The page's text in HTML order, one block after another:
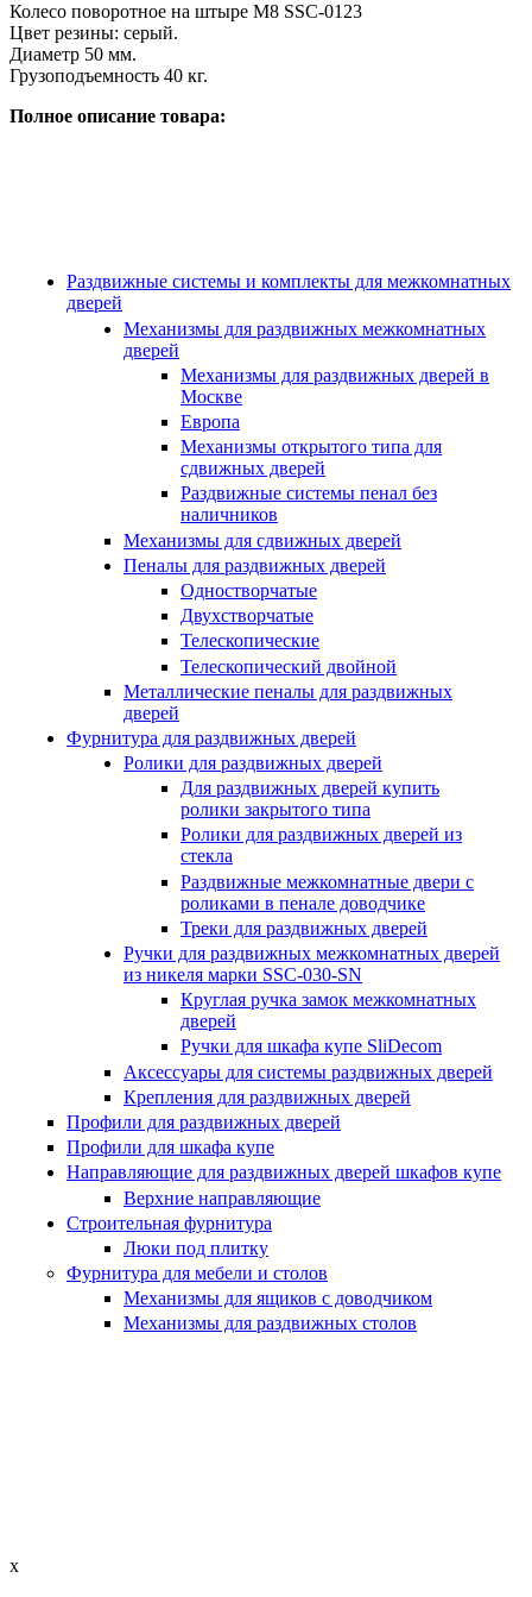
Колесо поворотное на штыре М8 SSC-0123
Цвет резины: серый.
Диаметр 50 мм.
Грузоподъемность 40 кг.
Полное описание товара:
Раздвижные системы и комплекты для межкомнатных
дверей
Механизмы для раздвижных межкомнатных
дверей
Механизмы для раздвижных дверей в
Москве
Европа
Механизмы открытого типа для
сдвижных дверей
Раздвижные системы пенал без
наличников
Механизмы для сдвижных дверей
Пеналы для раздвижных дверей
Одностворчатые
Двухстворчатые
Телескопические
Телескопический двойной
Металлические пеналы для раздвижных
дверей
Фурнитура для раздвижных дверей
Ролики для раздвижных дверей
Для раздвижных дверей купить
ролики закрытого типа
Ролики для раздвижных дверей из
стекла
Раздвижные межкомнатные двери с
роликами в пенале доводчике
Треки для раздвижных дверей
Ручки для раздвижных межкомнатных дверей
из никеля марки SSC-030-SN
Круглая ручка замок межкомнатных
дверей
Ручки для шкафа купе SliDecom
Аксессуары для системы раздвижных дверей
Крепления для раздвижных дверей
Профили для раздвижных дверей
Профили для шкафа купе
Направляющие для раздвижных дверей шкафов купе
Верхние направляющие
Строительная фурнитура
Люки под плитку
Фурнитура для мебели и столов
Механизмы для ящиков с доводчиком
Механизмы для раздвижных столов
x